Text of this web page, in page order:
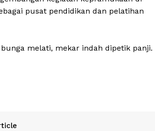
pusat pendidikan dan pelatihan
melati, mekar indah dipetik panji.